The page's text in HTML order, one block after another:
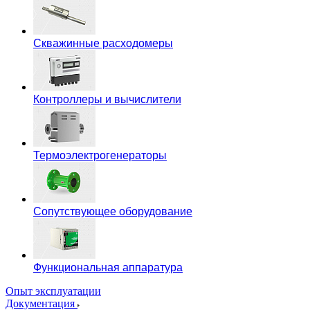
Скважинные расходомеры
Контроллеры и вычислители
Термоэлектрогенераторы
Сопутствующее оборудование
Функциональная аппаратура
Опыт эксплуатации
Документация